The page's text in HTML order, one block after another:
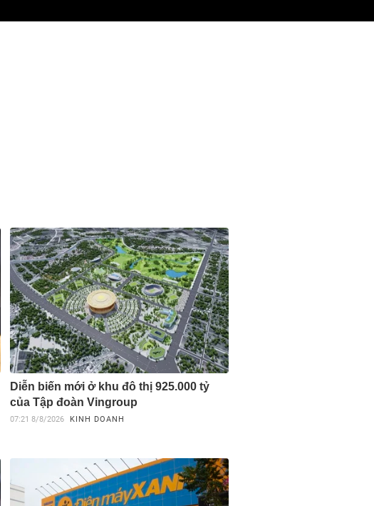
Diễn biến mới ở khu đô thị 925.000 tỷ
của Tập đoàn Vingroup
07:21 8/8/2026 KINH DOANH